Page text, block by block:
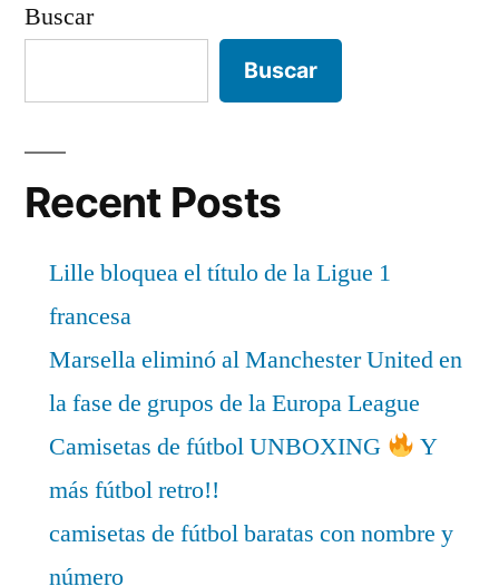
Buscar
Buscar
Recent Posts
Lille bloquea el título de la Ligue 1
francesa
Marsella eliminó al Manchester United en
la fase de grupos de la Europa League
Camisetas de fútbol UNBOXING
Y
más fútbol retro!!
camisetas de fútbol baratas con nombre y
número